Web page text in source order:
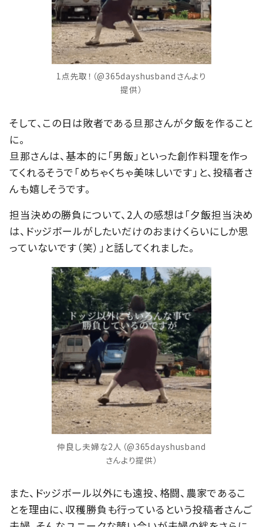
1点先取！（@365dayshusbandさんより
提供）
そして、この日は敗者である旦那さんが夕飯を作ること
に。
旦那さんは、基本的に「男飯」といった創作料理を作っ
てくれるそうで「めちゃくちゃ美味しいです」と、投稿者さ
んも嬉しそうです。
担当決めの勝負について、2人の感想は「夕飯担当決め
は、ドッジボールがしたいだけのおまけくらいにしか思
っていないです（笑）」と話してくれました。
仲良し夫婦な2人（@365dayshusband
さんより提供）
また、ドッジボール以外にも遠投、格闘、農家であるこ
とを理由に、収穫勝負も行っているという投稿者さんご